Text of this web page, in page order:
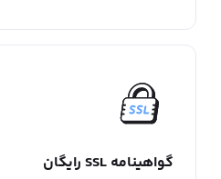
گواهینامه SSL رایگان